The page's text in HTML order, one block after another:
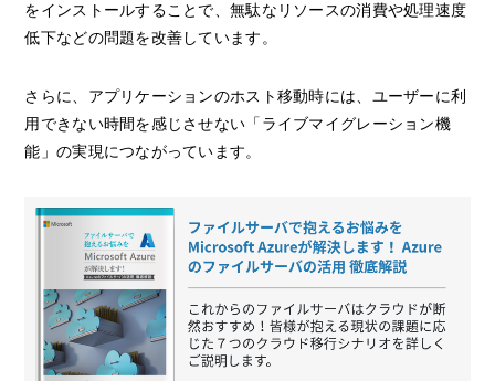
をインストールすることで、無駄なリソースの消費や処理速度
低下などの問題を改善しています。
さらに、アプリケーションのホスト移動時には、ユーザーに利
用できない時間を感じさせない「ライブマイグレーション機
能」の実現につながっています。